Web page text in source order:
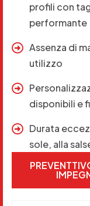
profili con
performante
Assenza di
utilizzo
disponibili e
Durata
sole, alla